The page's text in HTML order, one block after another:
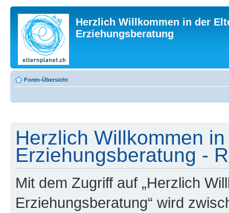
Herzlich Willkommen in der
Erziehungsberatung
Foren-Übersicht
Herzlich Willkommen
Erziehungsberatung -
Mit dem Zugriff auf „Herzlich
Erziehungsberatung“ wird